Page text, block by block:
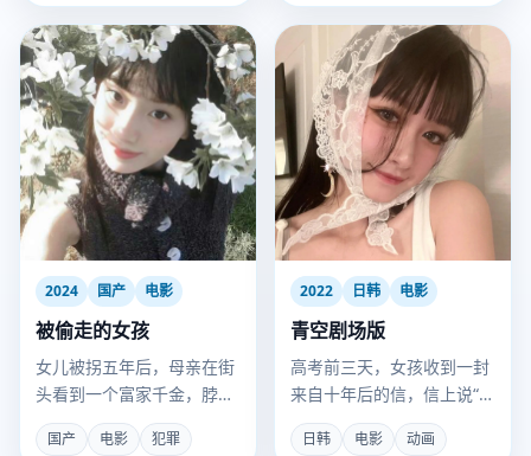
2024 国产 电影
被偷走的女孩
女儿被拐五年后，母亲在街
头看到一个富家千金，脖子
上有相同的胎记。
国产 电影 犯罪
2022 日韩 电影
青空剧场版
高考前三天，女孩收到一封
来自十年后的信，信上说“请
阻止明天的转学生爱上我”。
日韩 电影 动画